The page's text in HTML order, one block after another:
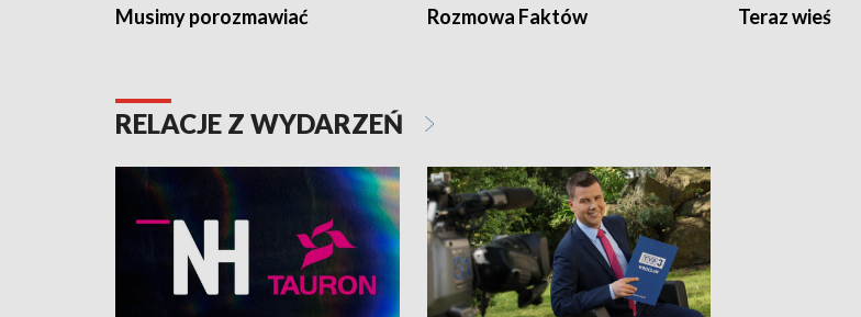
Musimy porozmawiać Rozmowa Faktów Teraz wieś
RELACJE Z WYDARZEŃ